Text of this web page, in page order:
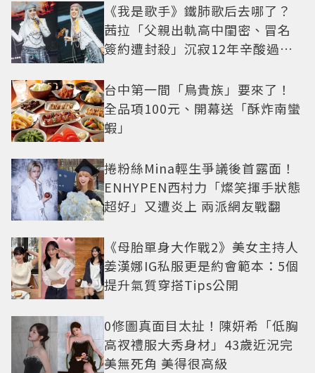
《我是歌手》鐵肺歌后去哪了？
茜拉「父親出軌高中閨密、冒名
簽約遭封殺」沉寂12年辛酸過往
台中第一間「鳥貴族」要來了！
全品項100元、開幕送「酥炸南蠻
蝦」
捲粉絲Mina輕生爭議後首露面！
ENHYPEN西村力「燦笑揮手狀態
超好」又遭炎上 兩派網友戰翻
《母胎單身大作戰2》美女主持人
姜漢娜IG私服更是約會範本：5個
提升氣質穿搭Tips公開
0修圖真面目太扯！陳妍希「低胸
高衩禮服大秀身材」43歲近況完
美無死角 美得很高級